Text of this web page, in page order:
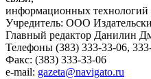
информационных
Учредитель: ООО
Главный редактор Данилин
Телефоны (383) 333-33-06,
Факс: (383) 333-33-06
e-mail: gazeta@navigato.ru